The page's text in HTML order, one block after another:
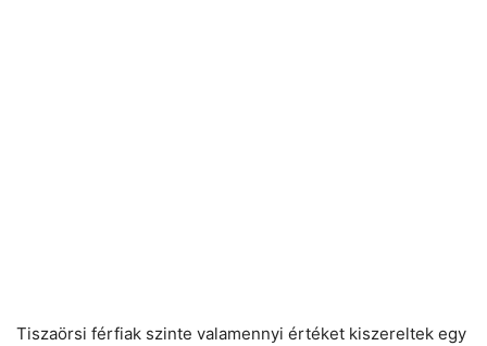
Tiszaörsi férfiak szinte valamennyi értéket kiszereltek egy